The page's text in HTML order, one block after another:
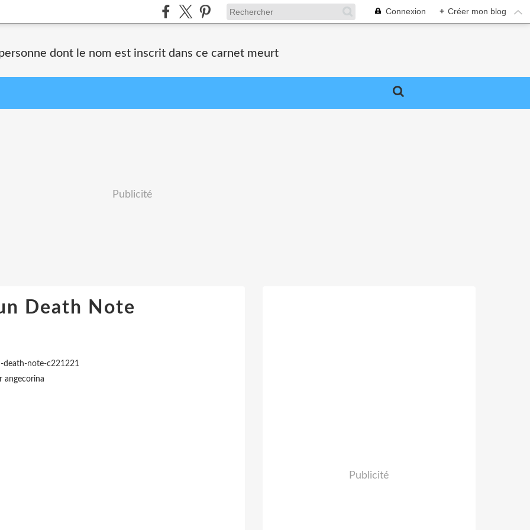
Connexion + Créer mon blog
dont le nom est inscrit dans ce carnet meurt
Publicité
Death Note
death-note-c221221
angecorina
Publicité